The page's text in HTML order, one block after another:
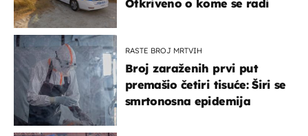
Otkriveno o kome se radi
RASTE BROJ MRTVIH
Broj zaraženih prvi put
premašio četiri tisuće: Širi se
smrtonosna epidemija